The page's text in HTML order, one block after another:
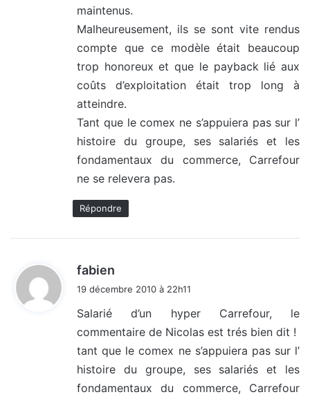
maintenus.
Malheureusement, ils se sont vite rendus
compte que ce modèle était beaucoup
trop honoreux et que le payback lié aux
coûts d’exploitation était trop long à
atteindre.
Tant que le comex ne s’appuiera pas sur l’
histoire du groupe, ses salariés et les
fondamentaux du commerce, Carrefour
ne se relevera pas.
Répondre
fabien
:
19 décembre 2010 à 22h11
Salarié d’un hyper Carrefour, le
commentaire de Nicolas est trés bien dit !
tant que le comex ne s’appuiera pas sur l’
histoire du groupe, ses salariés et les
fondamentaux du commerce, Carrefour